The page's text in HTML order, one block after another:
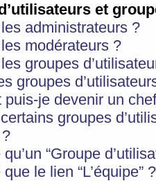
et
administrateurs ?
modérateurs ?
groupes
groupes
puis-je devenir un
groupes
qu’un “Groupe
que le lien “L’équipe” ?